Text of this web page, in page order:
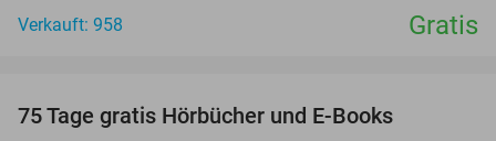
Verkauft: 958 Gratis
75 Tage gratis Hörbücher und E-Books